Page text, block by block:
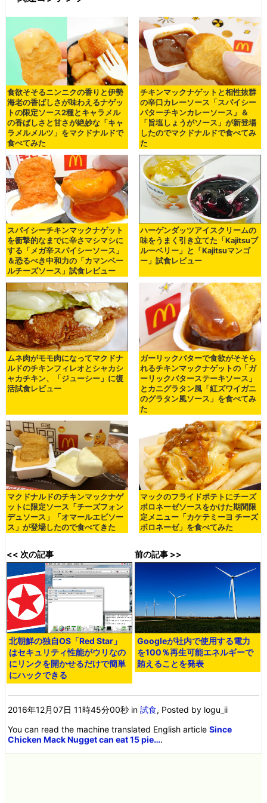
食欲そそるニンニクの香りと伊勢
海老の香ばしさが味わえるナゲッ
トの限定ソース2種とキャラメル
の香ばしさと甘さが絶妙な「キャ
ラメルメルツ」をマクドナルドで
食べてみた
チキンマックナゲットと相性抜群
の辛口カレーソース「スパイシー
バターチキンカレーソース」＆
「旨塩しょうがソース」が新登場
したのでマクドナルドで食べてみ
た
スパイシーチキンマックナゲット
を衝撃的なまでに辛さマシマシに
する「メガ辛スパイシーソース」
＆恐るべき中和力の「カマンベー
ルチーズソース」試食レビュー
ハーゲンダッツアイスクリームの
味をうまく引き立てた「Kajitsuブ
ルーベリー」と「Kajitsuマンゴ
ー」試食レビュー
ムネ肉がモモ肉になってマクドナ
ルドのチキンフィレオとシャカシ
ャカチキン、「ジューシー」に復
活試食レビュー
ガーリックバターで食欲がそそら
れるチキンマックナゲットの「ガ
ーリックバターステーキソース」
とカニグラタン風「紅ズワイガニ
のグラタン風ソース」を食べてみ
た
マクドナルドのチキンマックナゲ
ットに限定ソース「チーズフォン
デュソース」「オマールエビソー
ス」が登場したので食べてきた
マックのフライドポテトにチーズ
ボロネーゼソースをかけた期間限
定メニュー「カケテミーヨ チーズ
ボロネーゼ」を食べてみた
<< 次の記事
北朝鮮の独自OS「Red Star」
はセキュリティ性能がウリなの
にリンクを開かせるだけで簡単
にハックできる
前の記事 >>
Googleが社内で使用する電力
を100％再生可能エネルギーで
賄えることを発表
2016年12月07日 11時45分00秒 in試食, Posted by logu_ii
You can read the machine translated English articleSince
Chicken Mack Nugget can eat 15 pie….